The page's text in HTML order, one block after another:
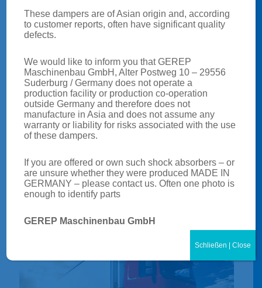
STRASSENBAHN
These dampers are of Asian origin and, according
to customer reports, often have significant quality
defects.
We would like to inform you that GEREP
Maschinenbau GmbH, Alter Postweg 10 – 29556
Suderburg / Germany does not operate a
production facility or production co-operation
outside Germany and therefore does not
manufacture in Asia and does not assume any
warranty or liability for risks associated with the use
of these dampers.
If you are offered or own such shock absorbers – or
are unsure whether they were produced MADE IN
GERMANY – please contact us. Often one photo is
enough to identify parts
GEREP Maschinenbau GmbH
Schließen | Close